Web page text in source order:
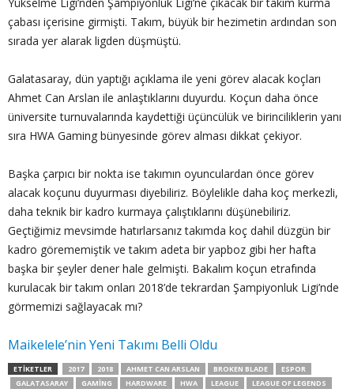
çabası içerisine girmişti. Takım, büyük bir hezimetin ardından son
sırada yer alarak ligden düşmüştü.
Galatasaray, dün yaptığı açıklama ile yeni görev alacak koçları
Ahmet Can Arslan ile anlaştıklarını duyurdu. Koçun daha önce
üniversite turnuvalarında kaydettiği üçüncülük ve birinciliklerin yanı
sıra HWA Gaming bünyesinde görev alması dikkat çekiyor.
Başka çarpıcı bir nokta ise takımın oyunculardan önce görev
alacak koçunu duyurması diyebiliriz. Böylelikle daha koç merkezli,
daha teknik bir kadro kurmaya çalıştıklarını düşünebiliriz.
Geçtiğimiz mevsimde hatırlarsanız takımda koç dahil düzgün bir
kadro görememiştik ve takım adeta bir yapboz gibi her hafta
başka bir şeyler dener hale gelmişti. Bakalım koçun etrafında
kurulacak bir takım onları 2018’de tekrardan Şampiyonluk Ligi’nde
görmemizi sağlayacak mı?
Maikelele’nin Yeni Takımı Belli Oldu
ETIKETLER 2017 2018 AHMET CAN ARSLAN BROKEN BLADE
ESPOR
GALATASARAY
GAMING HARDWARE HWA LEAGUE
LEAGUE OF LEGENDS